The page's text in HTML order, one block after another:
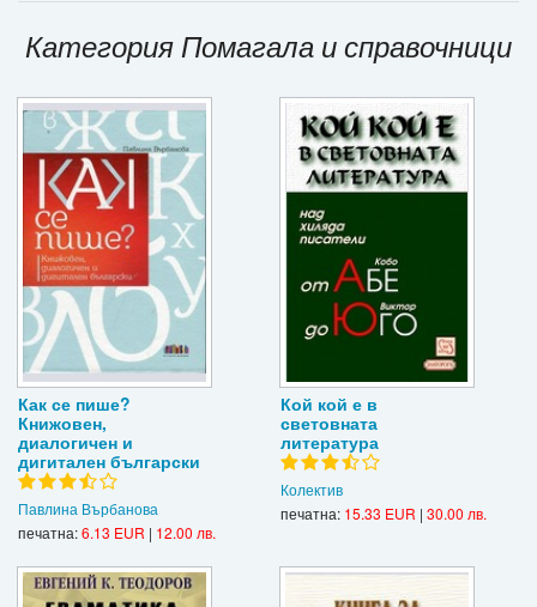
Е-списания
Подаръци
Ваучери
Промоции
Контакти
Вход
Регистрация
Категория Помагала и справочници
Как се пише?
Книжовен,
диалогичен и
дигитален български
Павлина Върбанова
печатна:6.13 EUR | 12.00 лв.
Кой кой е в
световната
литература
Колектив
печатна: 15.33 EUR | 30.00 лв.